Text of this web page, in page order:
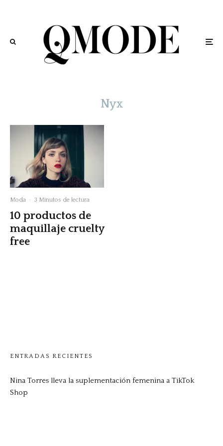
Nyx
Moda · 3 Minutos de lectura
10 productos de
maquillaje cruelty
free
ENTRADAS RECIENTES
Nina Torres lleva la suplementación femenina a TikTok
Shop